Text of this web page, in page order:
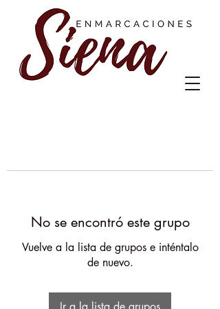
No se encontró este grupo
Vuelve a la lista de grupos e inténtalo
de nuevo.